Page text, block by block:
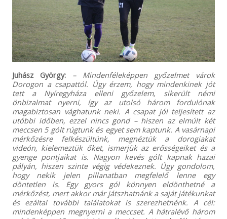
Juhász György:– Mindenféleképpen győzelmet várok
Dorogon a csapattól. Úgy érzem, hogy mindenkinek jót
tett a Nyíregyháza elleni győzelem, sikerült némi
önbizalmat nyerni, így az utolsó három fordulónak
magabiztosan vághatunk neki. A csapat jól teljesített az
utóbbi időben, ezzel nincs gond – hiszen az elmúlt két
meccsen 5 gólt rúgtunk és egyet sem kaptunk. A vasárnapi
mérkőzésre felkészültünk, megnéztük a dorogiakat
videón, kielemeztük őket, ismerjük az erősségeiket és a
gyenge pontjaikat is. Nagyon kevés gólt kapnak hazai
pályán, hiszen szinte végig védekeznek. Úgy gondolom,
hogy nekik jelen pillanatban megfelelő lenne egy
döntetlen is. Egy gyors gól könnyen eldönthetné a
mérkőzést, mert akkor már játszhatnánk a saját játékunkat
és ezáltal további találatokat is szerezhetnénk. A cél:
mindenképpen megnyerni a meccset. A hátralévő három